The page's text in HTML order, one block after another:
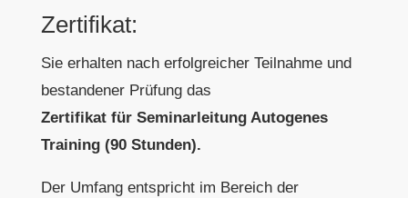
Zertifikat:
Sie erhalten nach erfolgreicher Teilnahme und
bestandener Prüfung das
Zertifikat für Seminarleitung Autogenes
Training (90 Stunden).
Der Umfang entspricht im Bereich der